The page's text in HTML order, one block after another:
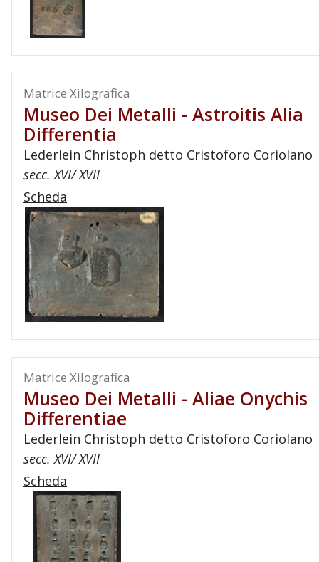
Matrice Xilografica
Museo Dei Metalli - Astroitis Alia
Differentia
Lederlein Christoph detto Cristoforo Coriolano
secc. XVI/ XVII
Scheda
Matrice Xilografica
Museo Dei Metalli - Aliae Onychis
Differentiae
Lederlein Christoph detto Cristoforo Coriolano
secc. XVI/ XVII
Scheda